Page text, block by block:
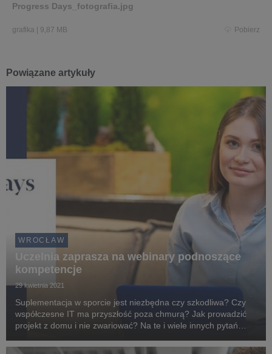
Progress Days_fotografia.jpg
grafika | 9,87 MB Pobierz
Powiązane artykuły
WROCŁAW
Uczelnia zaprasza na webinary podnoszące
kompetencje
29 kwietnia 2021
Suplementacja w sporcie jest niezbędna czy szkodliwa? Czy
współczesne IT ma przyszłość poza chmurą? Jak prowadzić
projekt z domu i nie zwariować? Na te i wiele innych pytań
Progress Days - ruszającego 11 maja cyklu be...